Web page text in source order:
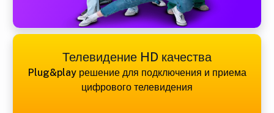
Телевидение HD качества
Plug&play решение для подключения и приема
цифрового телевидения